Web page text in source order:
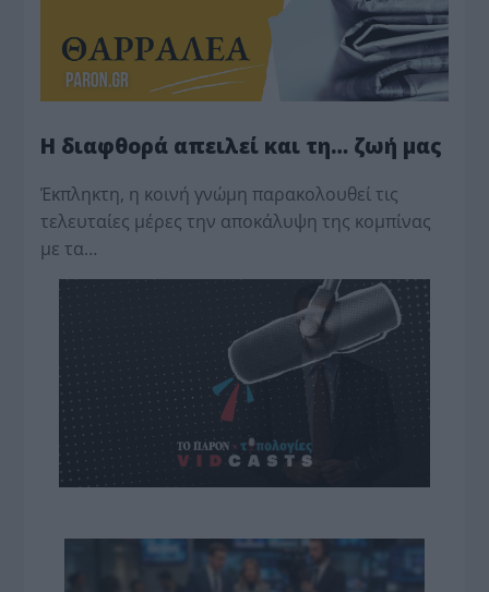
Η διαφθορά απειλεί και τη… ζωή μας
Έκπληκτη, η κοινή γνώμη παρακολουθεί τις
τελευταίες μέρες την αποκάλυψη της κο­μπίνας
με τα…